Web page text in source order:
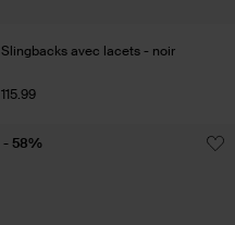
Slingbacks avec lacets - noir
115.99
- 58%